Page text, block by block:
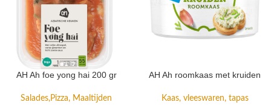
AH Ah foe yong hai 200 gr
Salades,Pizza, Maaltijden
AH Ah roomkaas met kruiden
Kaas, vleeswaren, tapas